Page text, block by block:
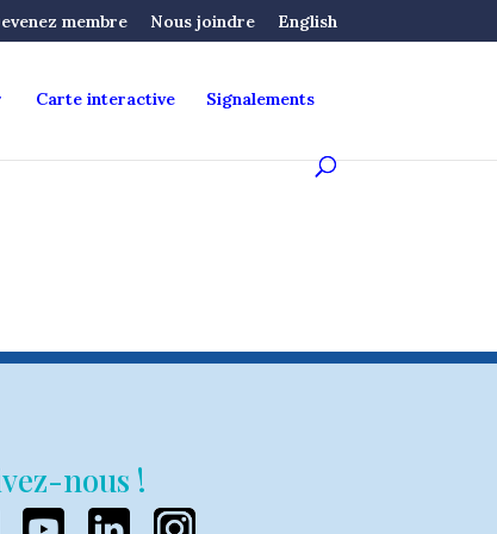
membre Nous joindre English
Carte interactive Signalements
nous !